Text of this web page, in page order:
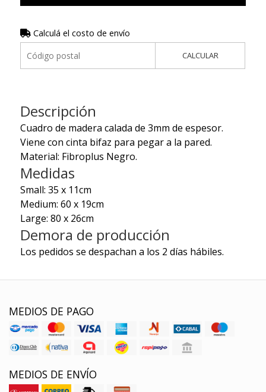
Calculá el costo de envío
CALCULAR
Descripción
Cuadro de madera calada de 3mm de espesor.
Viene con cinta bifaz para pegar a la pared.
Material: Fibroplus Negro.
Medidas
Small: 35 x 11cm
Medium: 60 x 19cm
Large: 80 x 26cm
Demora de producción
Los pedidos se despachan a los 2 días hábiles.
MEDIOS DE PAGO
MEDIOS DE ENVÍO